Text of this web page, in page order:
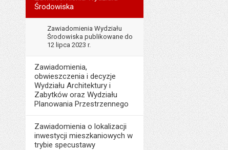
Środowiska
Zawiadomienia Wydziału
Środowiska publikowane do
12 lipca 2023 r.
Zawiadomienia,
obwieszczenia i decyzje
Wydziału Architektury i
Zabytków oraz Wydziału
Planowania Przestrzennego
Zawiadomienia o lokalizacji
inwestycji mieszkaniowych w
trybie specustawy